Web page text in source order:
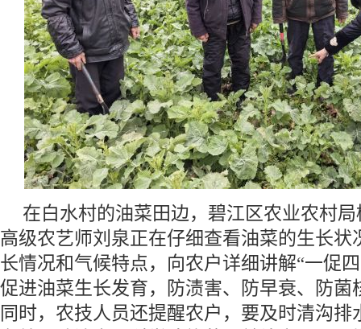
在白水村的油菜田边，碧江区农业农村
高级农艺师刘泉正在仔细查看油菜的生长状
长情况和气候特点，向农户详细讲解“一促
促进油菜生长发育，防渍害、防早衰、防菌
同时，农技人员还提醒农户，要及时清沟排